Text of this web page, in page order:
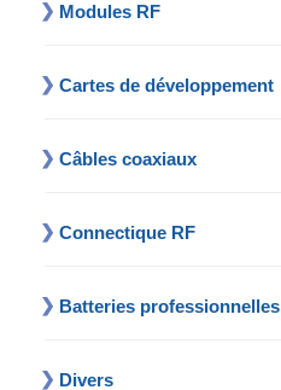
Modules RF
Cartes de développement
Câbles coaxiaux
Connectique RF
Batteries professionnelles
Divers